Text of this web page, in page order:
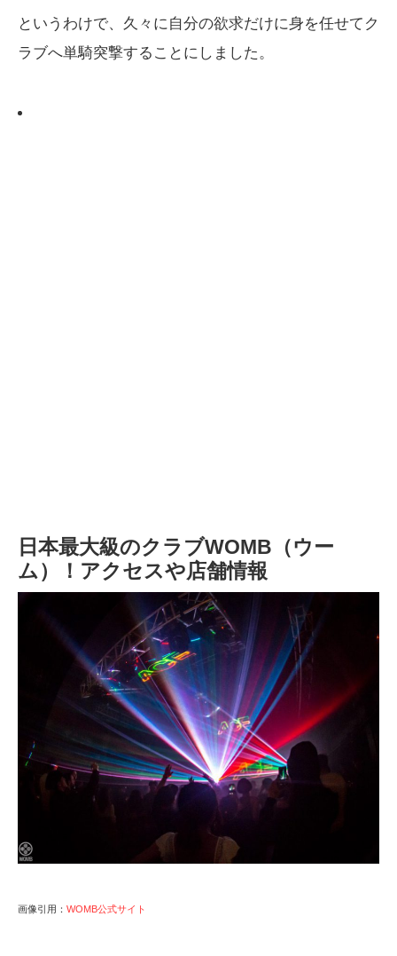
というわけで、久々に自分の欲求だけに身を任せてク
ラブへ単騎突撃することにしました。
日本最大級のクラブWOMB（ウー
ム）！アクセスや店舗情報
画像引用： WOMB公式サイト